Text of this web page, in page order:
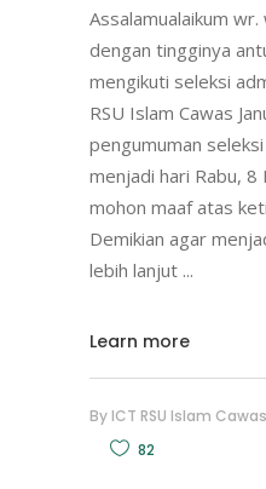
Assalamualaikum wr.
dengan tingginya
mengikuti seleksi
RSU Islam Cawas
pengumuman
menjadi hari Rabu, 8
mohon maaf atas
Demikian agar
lebih lanjut
Learn more
By ICT RSU Islam Cawas
82